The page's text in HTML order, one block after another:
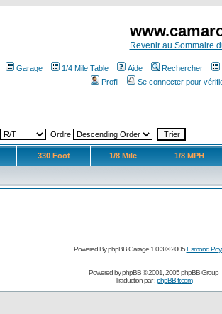
Revenir au Sommaire
Garage 1/4 Mile Table Aide Rechercher
Profil
Se connecter pour
Ordre
330 Foot 1/8 Mile 1/8 MPH
Powered By phpBB Garage 1.0.3 © 2005Esmond
Powered byphpBB© 2001, 2005 phpBB Group
Traduction par :phpBB-fr.com